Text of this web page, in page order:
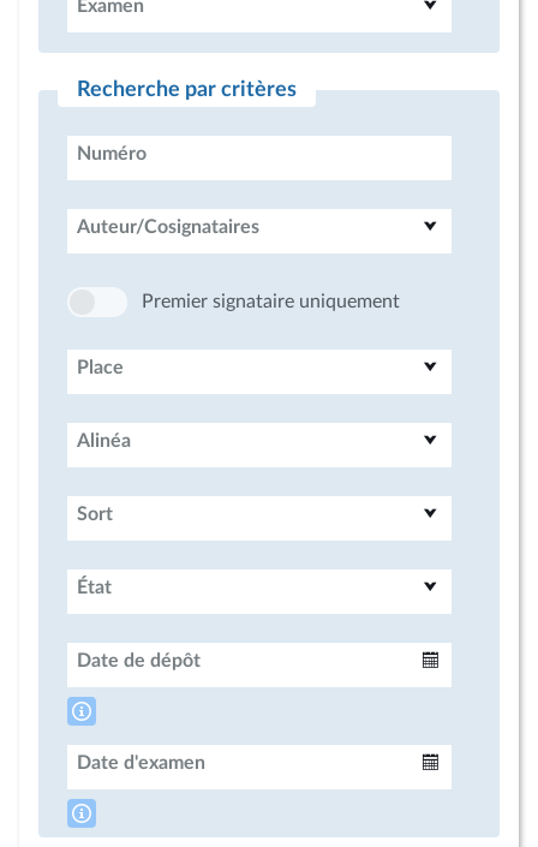
Examen
Recherche par critères
Numéro
Auteur/Cosignataires
Premier signataire uniquement
Place
Alinéa
Sort
État
Date de dépôt
Date d'examen